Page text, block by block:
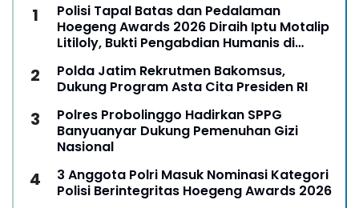
Polisi Tapal Batas dan Pedalaman
Hoegeng Awards 2026 Diraih Iptu Motalip
Litiloly, Bukti Pengabdian Humanis di
Polda Jatim Rekrutmen Bakomsus,
Dukung Program Asta Cita Presiden RI
Polres Probolinggo Hadirkan SPPG
Banyuanyar Dukung Pemenuhan Gizi
Nasional
3 Anggota Polri Masuk Nominasi Kategori
Polisi Berintegritas Hoegeng Awards 2026